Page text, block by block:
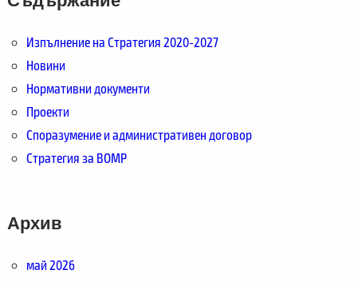
Изпълнение на Стратегия 2020-2027
Новини
Нормативни документи
Проекти
Споразумение и административен договор
Стратегия за ВОМР
Архив
май 2026